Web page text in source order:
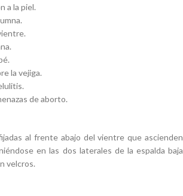
a la piel.
la vejiga.
de aborto.
al frente abajo del vientre que ascienden
en las dos laterales de la espalda baja
velcros.